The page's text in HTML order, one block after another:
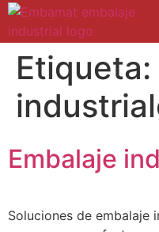
Etiqueta:
Embalaje
Soluciones de embalaje